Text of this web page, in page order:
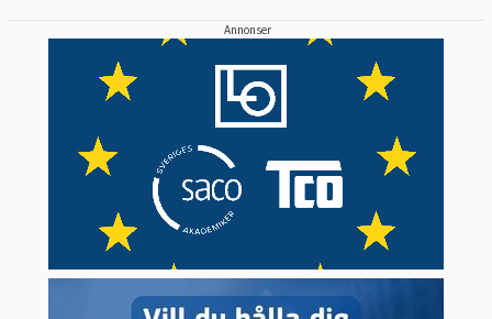
Annonser